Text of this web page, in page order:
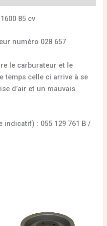
1600 85 cv
numéro 028 657
le carburateur et le
temps celle ci arrive à se
d’air et un mauvais
: 055 129 761 B /